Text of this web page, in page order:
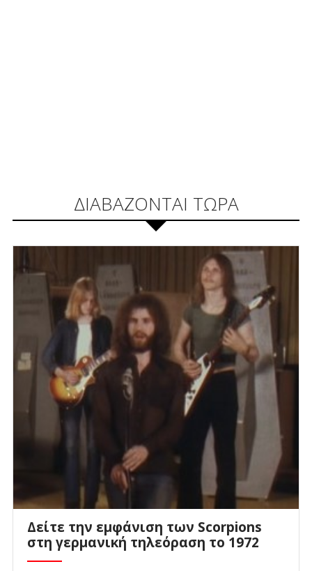
ΔΙΑΒΑΖΟΝΤΑΙ ΤΩΡΑ
Δείτε την εμφάνιση των Scorpions
στη γερμανική τηλεόραση το 1972